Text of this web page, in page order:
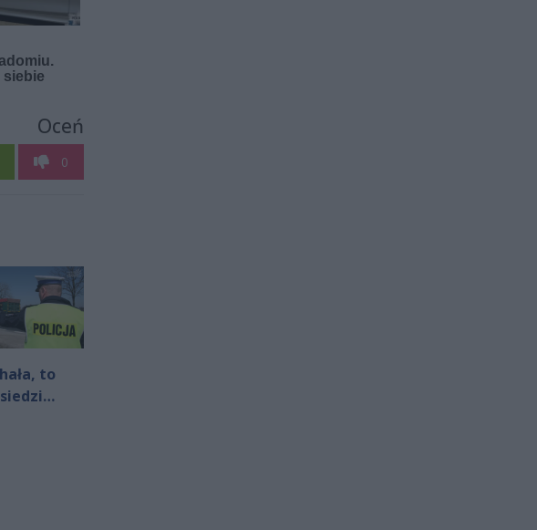
Oceń
0
to